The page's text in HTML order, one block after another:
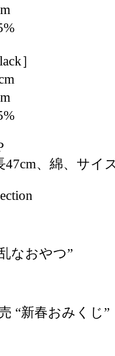
］
47cm、綿、サイ
なおやつ”
“新春おみくじ”